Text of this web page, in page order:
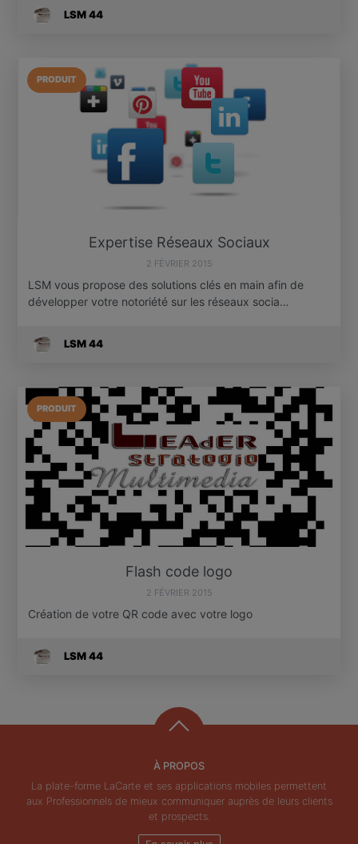
LSM 44
PRODUIT
Expertise Réseaux Sociaux
2 FÉVRIER 2015
LSM vous propose des solutions clés en main afin de
développer votre notoriété sur les réseaux socia…
LSM 44
PRODUIT
Flash code logo
2 FÉVRIER 2015
Création de votre QR code avec votre logo
LSM 44
À PROPOS
La plate-forme LaCarte et ses applications mobiles permettent
aux Professionnels de mieux communiquer auprès de leurs clients
et prospects.